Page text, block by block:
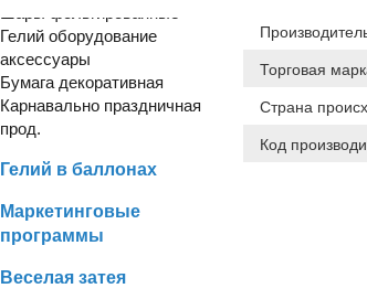
Гелий оборудование
аксессуары
Бумага декоративная
Карнавально праздничная
прод.
Гелий в баллонах
Маркетинговые
программы
Веселая затея
Торговая
Страна
Код